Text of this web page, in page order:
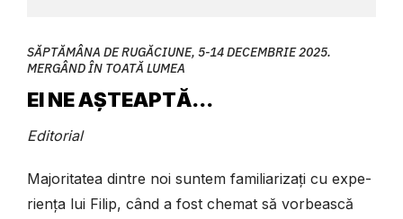
SĂPTĂMÂNA DE RUGĂCIUNE, 5-14 DECEMBRIE 2025.
MERGÂND ÎN TOATĂ LUMEA
EI NE AȘTEAPTĂ...
Editorial
Majoritatea dintre noi suntem familiarizați cu expe-
riența lui Filip, când a fost chemat să vorbească